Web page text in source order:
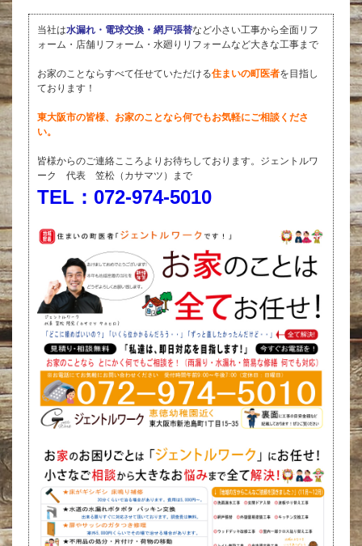
当社は水漏れ・電球交換・網戸張替など小さい工事から全面リフ
ォーム・店舗リフォーム・水廻りリフォームなど大きな工事まで
お家のことならすべて任せていただける住まいの町医者を目指し
ております！
東大阪市の皆様、お家のことなら何でもお気軽にご相談くださ
い。
皆様からのご連絡こころよりお待ちしております。ジェントルワ
ーク 代表 笠松（カサマツ）まで
TEL：072-974-5010